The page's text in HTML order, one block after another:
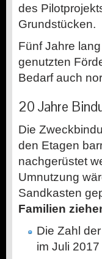
des
Grundstücken.
Fünf Jahre
genutzten
Bedarf auch
20 Jahre
Die
den Etagen
nachgerüstet
Umnutzung
Sandkasten
Familien
Die Zahl
im Juli